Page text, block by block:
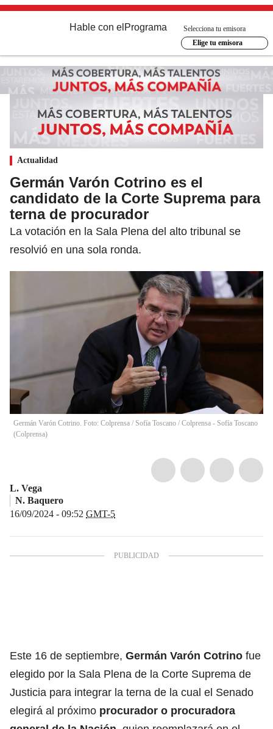
Hable con el Programa
Selecciona tu emisora
Elige tu emisora
Actualidad
Germán Varón Cotrino es el
candidato de la Corte Suprema para
terna de procurador
La votación en la Sala Plena del alto tribunal se
resolvió en una sola ronda.
Germán Varón Cotrino. Foto: Colprensa / Sofía Toscano / Colprensa - Sofía Toscano
(Colprensa)
L. Vega
N. Baquero
16/09/2024 - 09:52 GMT-5
Este 16 de septiembre, Germán Varón Cotrino fue
elegido por la Sala Plena de la Corte Suprema de
Justicia para integrar la terna de la cual el Senado
elegirá al próximo procurador o procuradora